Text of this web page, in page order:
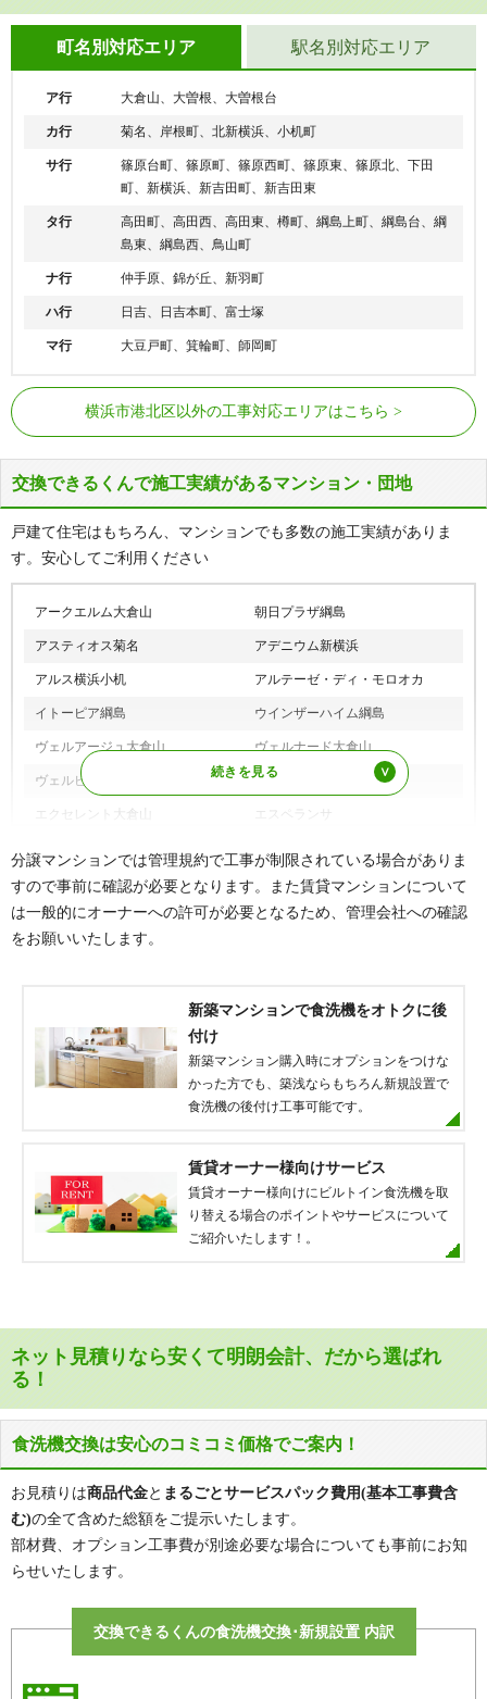
町名別対応エリア
ア行 大倉山、大曽根、大曽根台
カ行 菊名、岸根町、北新横浜、小机町
サ行
篠原台町、篠原町、篠原西町、篠原東、篠原北、下田
町、新横浜、新吉田町、新吉田東
タ行
高田町、高田西、高田東、樽町、綱島上町、綱島台、綱
島東、綱島西、鳥山町
ナ行 仲手原、錦が丘、新羽町
ハ行 日吉、日吉本町、富士塚
マ行 大豆戸町、箕輪町、師岡町
駅名別対応エリア
東海道新幹線 新横浜駅
横浜市営地下鉄ブルーライ
ン
岸根公園駅、新横浜駅、北新横浜駅、
新羽駅
イン
日吉駅、日吉本町駅、高田駅
東急東横線
横浜市港北区以外の工事対応エリアはこちら
交換できるくんで施工実績があるマンション・団地
戸建て住宅はもちろん、マンションでも多数の施工実績がありま
す。安心してご利用ください
アークエルム大倉山 朝日プラザ綱島
アスティオス菊名 アデニウム新横浜
アルス横浜小机 アルテーゼ・ディ・モロオカ
イトーピア綱島 ウインザーハイム綱島
ヴェルアージュ大倉山 ヴェルナード大倉山
ヴェルピア大倉山 エクステ大倉山
エクセレント大倉山 エスペランサ
エンゼルハイム大倉山 エンゼルハイム日吉
大倉屋ビル 大倉山ハイム
ガーデンズ綱島スカイウィング
グランチェルト大倉山
グランドメゾン大倉山弐番館
グリーンサラウンドシティ グリーンヒル大倉山
クリオ綱島東壱番館
クリオ新横浜北参番館 クリオ北新横浜伍番館
グレイス菊名 グレーシア港北綱島
サンクタス菊名リネアストリシア サンフル日吉本町ガーデンハウス
ジェイパーク日吉
秀和大倉山レジデンス 新横浜サニーコート
セントラルガーデン港北 ソフィア大倉山
ダイアパレスグランデージ日吉 ダイアパレス新横浜駅前公園
ダイアパレス新横浜北 チェリッシュ菊名
綱島十番館 綱島マンション
藤和シティーコープ大倉山 藤和綱島ハイタウン
藤和ライブタウン大倉山 トースト新横浜
ドメス新横浜
分譲マンションでは管理規約で工事が制限されている場合がありま
すので事前に確認が必要となります。また賃貸マンションについて
は一般的にオーナーへの許可が必要となるため、管理会社への確認
をお願いいたします。
新築マンションで食洗機をオトクに後
付け
新築マンション購入時にオプションをつけな
かった方でも、築浅ならもちろん新規設置で
食洗機の後付け工事可能です。
賃貸オーナー様向けサービス
賃貸オーナー様向けにビルトイン食洗機を取
り替える場合のポイントやサービスについて
ご紹介いたします！。
ネット見積りなら安くて明朗会計、だから選ばれ
る！
食洗機交換は安心のコミコミ価格でご案内！
お見積りは商品代金と まるごとサービスパック費用(基本工事費含
む)の全て含めた総額をご提示いたします。
部材費、オプション工事費が別途必要な場合についても事前にお知
らせいたします。
交換できるくんの食洗機交換･新規設置 内訳